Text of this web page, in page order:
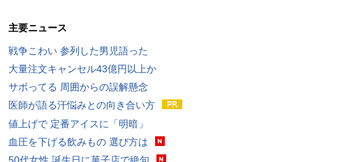
主要ニュース
戦争こわい 参列した男児語った
大量注文キャンセル43億円以上か
サボってる 周囲からの誤解懸念
医師が語る汗悩みとの向き合い方
値上げで 定番アイスに「明暗」
血圧を下げる飲みもの 選び方は